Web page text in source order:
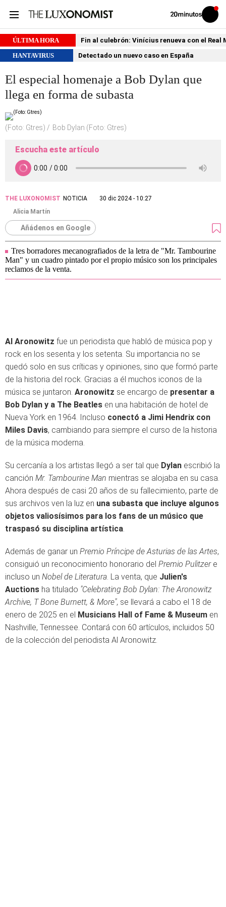
Volver
Iniciar
sesión
ÚLTIMA HORA
Fin al culebrón: Vinícius renueva con el Real
HANTAVIRUS
Detectado un nuevo caso en España
El especial homenaje a Bob Dylan que
llega en forma de subasta
(Foto: Gtres) Bob Dylan (Foto: Gtres)
Escucha este artículo
THE LUXONOMIST NOTICIA
30 dic 2024 - 10:27
Alicia Martín
Añádenos en Google
Tres borradores mecanografiados de la letra de "Mr. Tambourine
Man" y un cuadro pintado por el propio músico son los principales
reclamos de la venta.
Al Aronowitz fue un periodista que habló de música pop y
rock en los sesenta y los setenta. Su importancia no se
quedó solo en sus críticas y opiniones, sino que formó parte
de la historia del rock. Gracias a él muchos iconos de la
música se juntaron. Aronowitz se encargo de presentar a
Bob Dylan y a The Beatles en una habitación de hotel de
Nueva York en 1964. Incluso conectó a Jimi Hendrix con
Miles Davis, cambiando para siempre el curso de la historia
de la música moderna.
Su cercanía a los artistas llegó a ser tal que Dylan escribió la
canción Mr. Tambourine Man mientras se alojaba en su casa.
Ahora después de casi 20 años de su fallecimiento, parte de
sus archivos ven la luz en una subasta que incluye algunos
objetos valiosísimos para los fans de un músico que
traspasó su disciplina artística.
Además de ganar un Premio Príncipe de Asturias de las Artes,
consiguió un reconocimiento honorario del Premio Pulitzere
incluso un Nobel de Literatura. La venta, que Julien's
Auctions ha titulado "Celebrating Bob Dylan: The Aronowitz
Archive, T Bone Burnett, & More", se llevará a cabo el 18 de
enero de 2025 en el Musicians Hall of Fame & Museum en
Nashville, Tennessee. Contará con 60 artículos, incluidos 50
de la colección del periodista Al Aronowitz.